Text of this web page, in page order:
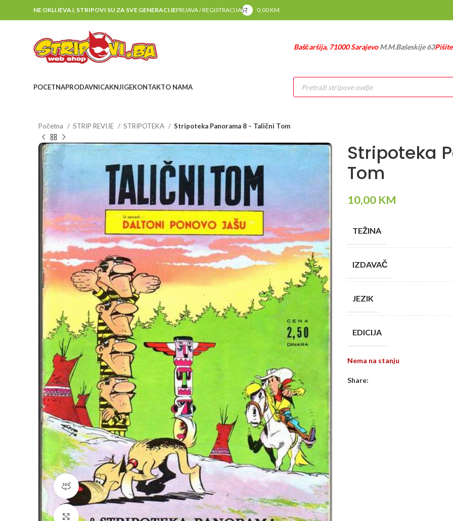
NE OKLIJEVAJ, STRIPOVI SU ZA SVE GENERACIJEPRIJAVA / REGISTRACIJA 0,00KM
Baščaršija, 71000 SarajevoM.M.Bašeskije 63
POCETNAPRODAVNICAKNJIGEKONTAKTO NAMA
Products
search
Početna STRIP REVIJE STRIPOTEKA Stripoteka Panorama 8 – Talični Tom
360 product view
Klikni da povečaš
Stripoteka
Tom
10,00 KM
TEŽINA
IZDAVAČ
JEZIK
EDICIJA
Nema na stanju
Share: